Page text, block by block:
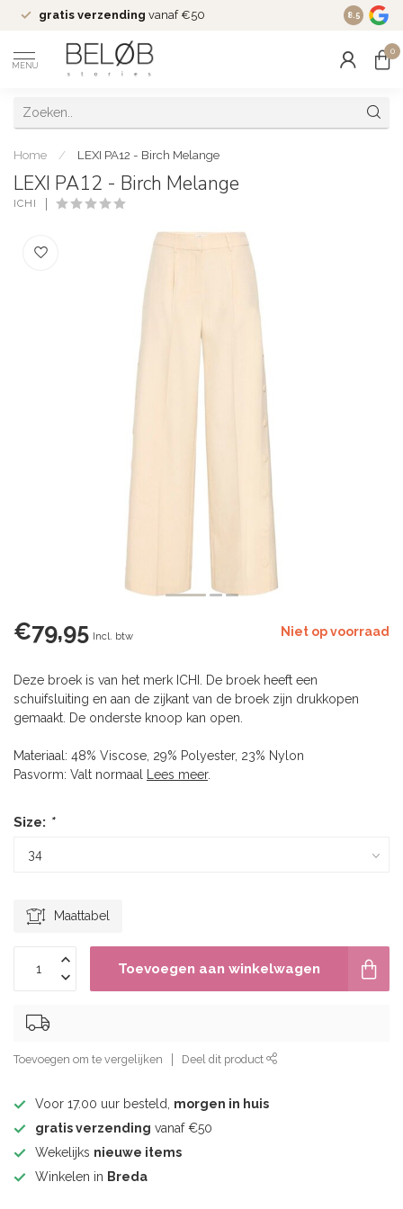
gratis verzending vanaf €50 Wekelijks
8.5
MENU
0
Home / LEXI PA12 - Birch Melange
LEXI PA12 - Birch Melange
ICHI
€79,95 Incl. btw Niet op voorraad
Deze broek is van het merk ICHI. De broek heeft een
schuifsluiting en aan de zijkant van de broek zijn drukkopen
gemaakt. De onderste knoop kan open.
Materiaal: 48% Viscose, 29% Polyester, 23% Nylon
Pasvorm: Valt normaal
Lees meer.
Size: *
Maattabel
Toevoegen aan winkelwagen
Toevoegen om te vergelijken Deel dit product
Voor 17.00 uur besteld, morgen in huis
gratis verzending vanaf €50
Wekelijks nieuwe items
Winkelen in Breda